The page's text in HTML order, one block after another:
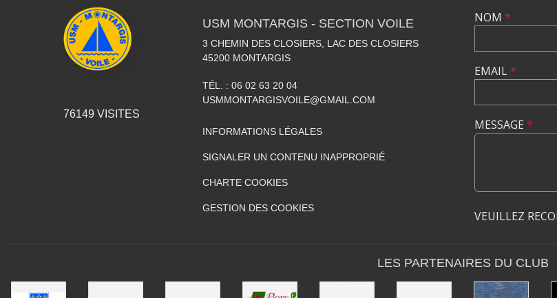
76149 VISITES
USM MONTARGIS - SECTION VOILE
3 CHEMIN DES CLOSIERS, LAC DES CLOSIERS
45200 MONTARGIS
TÉL. : 06 02 63 20 04
USMMONTARGISVOILE@GMAIL.COM
INFORMATIONS LÉGALES
SIGNALER UN CONTENU INAPPROPRIÉ
CHARTE COOKIES
GESTION DES COOKIES
NOM *
EMAIL*
MESSAGE *
VEUILLEZ
LES PARTENAIRES DU CLUB